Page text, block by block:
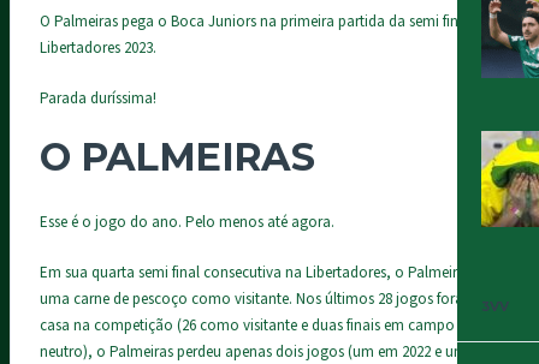
3VV
O Palmeiras pega o Boca Juniors na primeira partida da semi final da
Libertadores 2023.
Parada duríssima!
O PALMEIRAS
Esse é o jogo do ano. Pelo menos até agora.
Em sua quarta semi final consecutiva na Libertadores, o Palmeiras é
uma carne de pescoço como visitante. Nos últimos 28 jogos fora de
casa na competição (26 como visitante e duas finais em campo
neutro), o Palmeiras perdeu apenas dois jogos (um em 2022 e um em